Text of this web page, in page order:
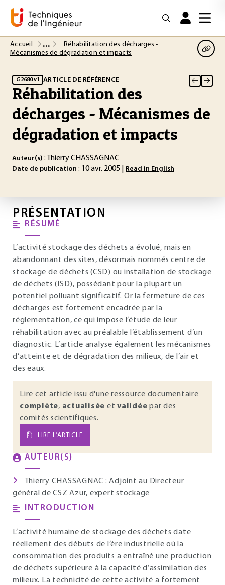
Accueil
Réhabilitation des décharges -
Mécanismes de dégradation et impacts
G2680 v1 ARTICLE DE RÉFÉRENCE
Réhabilitation des
décharges - Mécanismes de
dégradation et impacts
Auteur(s) : Thierry CHASSAGNAC
Date de publication : 10 avr. 2005 | Read in English
PRÉSENTATION
RÉSUMÉ
L’activité stockage des déchets a évolué, mais en
abandonnant des sites, désormais nommés centre de
stockage de déchets (CSD) ou installation de stockage
de déchets (ISD), possédant pour la plupart un
potentiel polluant significatif. Or la fermeture de ces
décharges est fortement encadrée par la
réglementation, ce qui impose l’étude de leur
réhabilitation avec au préalable l’établissement d’un
diagnostic. L’article analyse également les mécanismes
d’atteinte et de dégradation des milieux, de l’air et
des eaux.
Lire cet article issu d'une ressource documentaire
complète, actualisée et validée par des
comités scientifiques.
LIRE L’ARTICLE
AUTEUR(S)
Thierry CHASSAGNAC : Adjoint au Directeur
général de CSZ Azur, expert stockage
INTRODUCTION
L’activité humaine de stockage des déchets date
réellement des débuts de l’ère industrielle où la
consommation des produits a entraîné une production
de déchets supérieure à la capacité d’assimilation des
milieux. La technicité de cette activité a fortement